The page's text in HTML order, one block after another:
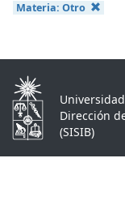
Materia: Otro
Dirección
(SISIB)